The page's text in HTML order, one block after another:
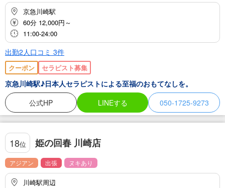
京急川崎駅
60分 12,000円～
11:00-24:00
出勤2人口コミ 3件
クーポン セラピスト募集
京急川崎駅♪日本人セラピストによる至福のおもてなしを。
公式HP
LINEする 050-1725-9273
18位 姫の回春 川崎店
アジアン 出張 ヌキあり
川崎駅周辺